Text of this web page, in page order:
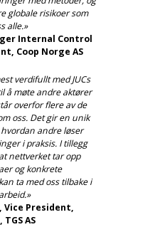
globale risikoer som
alle.»
Internal Control
Coop Norge AS
verdifullt med JUCs
å møte andre aktører
overfor flere av de
oss. Det gir en unik
andre løser
i praksis. I tillegg
nettverket tar opp
og konkrete
ta med oss tilbake i
Vice President,
AS